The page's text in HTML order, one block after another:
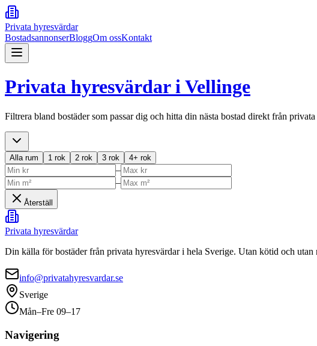
Privata hyresvärdar
BostadsannonserBloggOm ossKontakt
Privata hyresvärdar iVellinge
Filtrera bland bostäder som passar dig och hitta din nästa bostad direkt från
Alla rum 1 rok 2 rok 3 rok 4+ rok
–
–
Återställ
Privata hyresvärdar
Din källa för bostäder från privata hyresvärdar i hela Sverige. Utan kötid och utan
info@privatahyresvardar.se
Sverige
Mån–Fre 09–17
Navigering